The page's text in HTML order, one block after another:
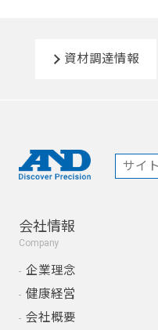
資材調達情報
会社情報
Company
企業理念
健康経営
会社概要